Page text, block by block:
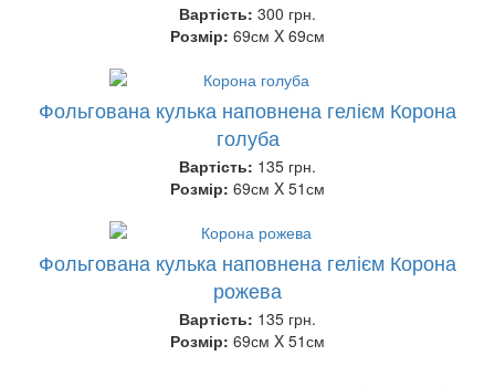
Вартість: 300 грн.
Розмір: 69см X 69см
Фольгована кулька наповнена гелієм Корона
голуба
Вартість: 135 грн.
Розмір: 69см X 51см
Фольгована кулька наповнена гелієм Корона
рожева
Вартість: 135 грн.
Розмір: 69см X 51см